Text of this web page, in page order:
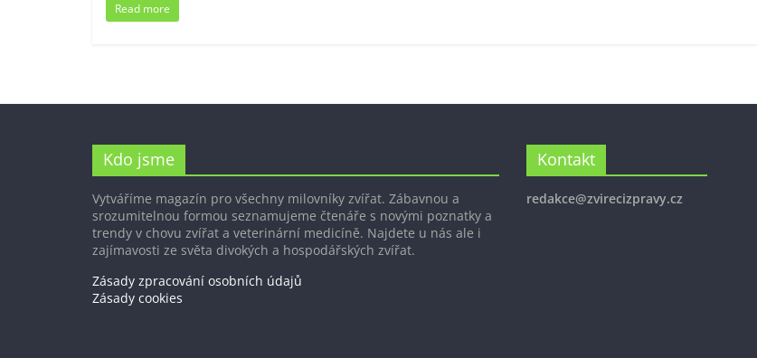
Read more
Kdo jsme
Vytváříme magazín pro všechny milovníky zvířat. Zábavnou a
srozumitelnou formou seznamujeme čtenáře s novými poznatky a
trendy v chovu zvířat a veterinární medicíně. Najdete u nás ale i
zajímavosti ze světa divokých a hospodářských zvířat.
Zásady zpracování osobních údajů
Zásady cookies
Kontakt
redakce@zvirecizpravy.cz